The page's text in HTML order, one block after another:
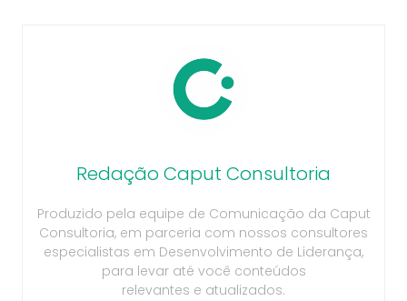
Redação Caput Consultoria
Produzido pela equipe de Comunicação da Caput
Consultoria, em parceria com nossos consultores
especialistas em Desenvolvimento de Liderança,
para levar até você conteúdos
relevantes e atualizados.